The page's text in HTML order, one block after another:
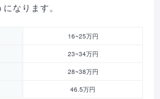
なります。
16~25万円
23~34万円
28~38万円
46.5万円